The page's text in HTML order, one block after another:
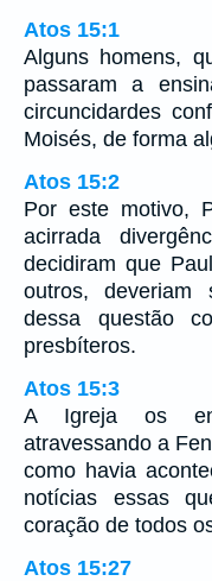
Atos 15:1
Alguns homens,
passaram a
circuncidardes
Moisés, de forma
Atos 15:2
Por este motivo,
acirrada
decidiram que
outros,
dessa questão
presbíteros.
Atos 15:3
A Igreja os
atravessando a
como havia
notícias essas
coração de todos
Atos 15:27